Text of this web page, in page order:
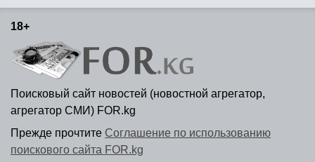
18+
Поисковый сайт новостей (новостной агрегатор,
агрегатор СМИ) FOR.kg
Прежде прочтите Соглашение по использованию
поискового сайта FOR.kg